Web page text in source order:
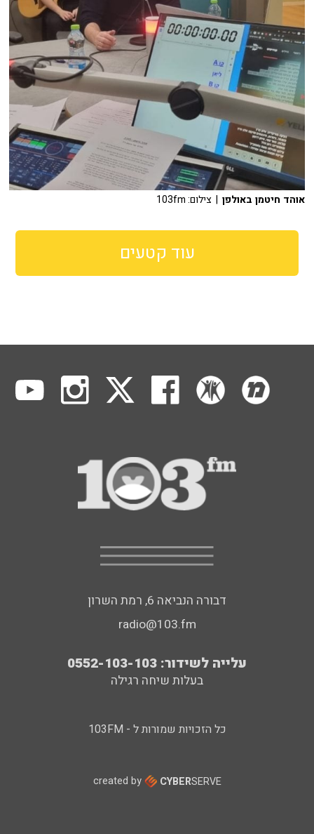
אוהד חיטמן באולפן | צילום: 103fm
עוד קטעים
דבורה הנביאה 6, רמת השרון
radio@103.fm
עלייה לשידור: 0552-103-103
בעלות שיחה רגילה
כל הזכויות שמורות ל - 103FM
created by CYBERSERVE